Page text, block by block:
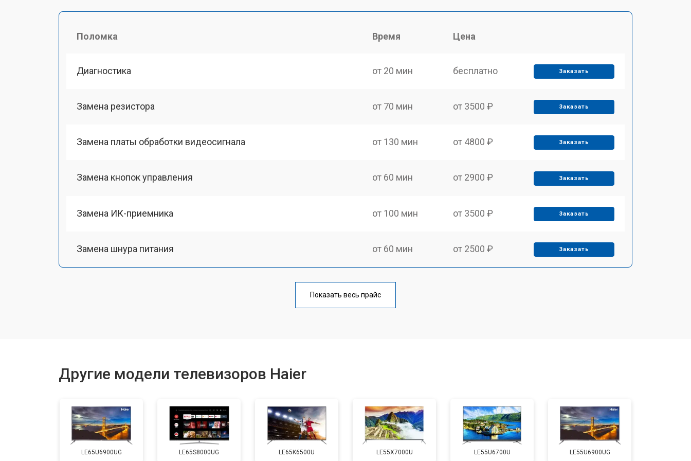
Поломка Время Цена
Диагностика от 20 мин бесплатно Заказать
Замена резистора от 70 мин от 3500 ₽ Заказать
Замена платы обработки видеосигнала от 130 мин от 4800 ₽ Заказать
Замена кнопок управления от 60 мин от 2900 ₽ Заказать
Замена ИК-приемника от 100 мин от 3500 ₽ Заказать
Замена шнура питания от 60 мин от 2500 ₽ Заказать
от 90 мин
Замена HDMI порта от 80 мин от 2600 ₽ Заказать
Показать весь прайс
Другие модели телевизоров Haier
LE65U6900UG LE65S8000UG LE65K6500U LE55X7000U LE55U6700U LE55U6900UG